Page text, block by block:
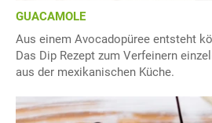
GUACAMOLE
Aus einem Avocadopüree entsteht
Das Dip Rezept zum Verfeinern
aus der mexikanischen Küche.